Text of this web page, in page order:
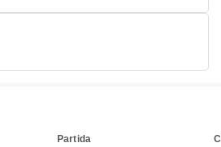
Partida